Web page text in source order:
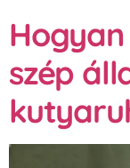
szép